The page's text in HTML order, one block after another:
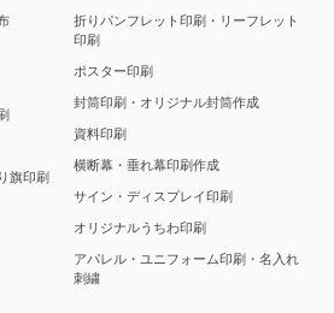
旗印刷
折りパンフレット印刷・リーフレット
印刷
ポスター印刷
封筒印刷・オリジナル封筒作成
資料印刷
横断幕・垂れ幕印刷作成
サイン・ディスプレイ印刷
オリジナルうちわ印刷
アパレル・ユニフォーム印刷・名入れ
刺繍